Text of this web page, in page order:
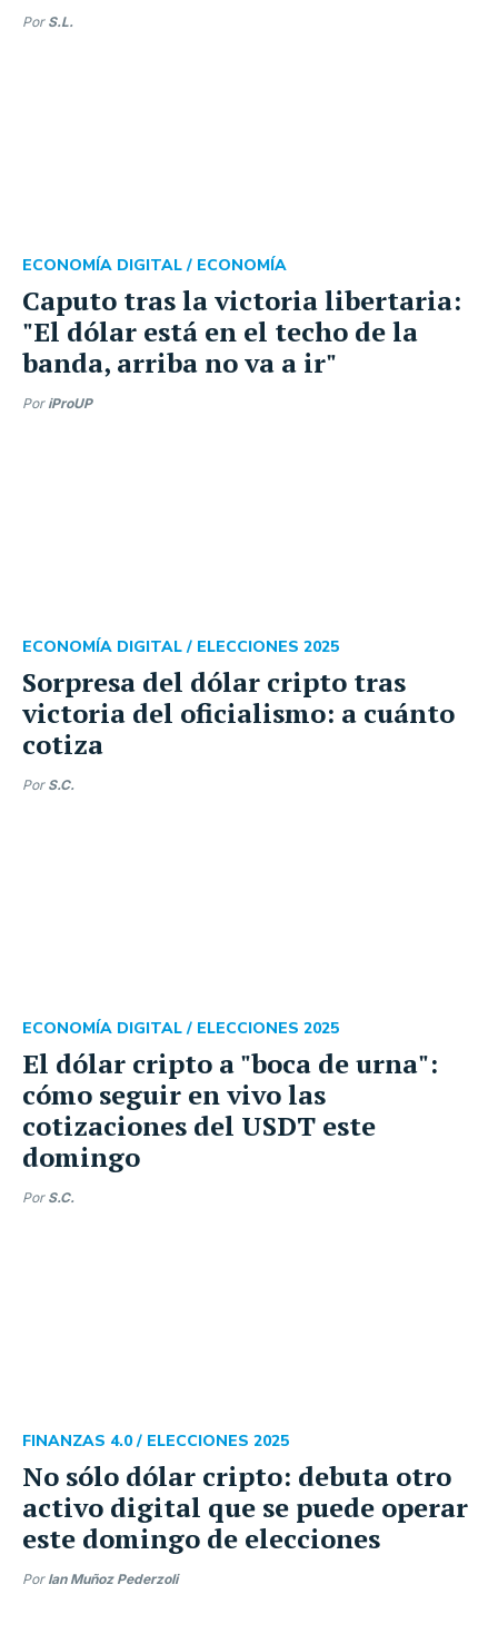
Por S.L.
Caputo tras la victoria libertaria:
"El dólar está en el techo de la
banda, arriba no va a ir"
ECONOMÍA DIGITAL / ECONOMÍA
Por iProUP
Sorpresa del dólar cripto tras
victoria del oficialismo: a cuánto
cotiza
ECONOMÍA DIGITAL / ELECCIONES 2025
Por S.C.
El dólar cripto a "boca de urna":
cómo seguir en vivo las
cotizaciones del USDT este
domingo
ECONOMÍA DIGITAL / ELECCIONES 2025
Por S.C.
No sólo dólar cripto: debuta otro
activo digital que se puede operar
este domingo de elecciones
FINANZAS 4.0 / ELECCIONES 2025
Por Ian Muñoz Pederzoli